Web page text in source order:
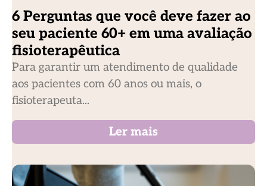
6 Perguntas que você deve fazer ao
seu paciente 60+ em uma avaliação
fisioterapêutica
Para garantir um atendimento de qualidade
aos pacientes com 60 anos ou mais, o
fisioterapeuta...
Ler mais